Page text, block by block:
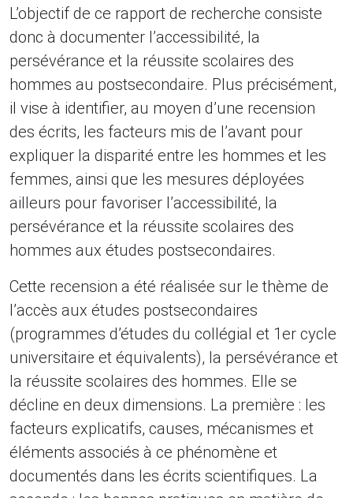
L’objectif de ce rapport de recherche consiste
donc à documenter l’accessibilité, la
persévérance et la réussite scolaires des
hommes au postsecondaire. Plus précisément,
il vise à identifier, au moyen d’une recension
des écrits, les facteurs mis de l’avant pour
expliquer la disparité entre les hommes et les
femmes, ainsi que les mesures déployées
ailleurs pour favoriser l’accessibilité, la
persévérance et la réussite scolaires des
hommes aux études postsecondaires.
Cette recension a été réalisée sur le thème de
l’accès aux études postsecondaires
(programmes d’études du collégial et 1er cycle
universitaire et équivalents), la persévérance et
la réussite scolaires des hommes. Elle se
décline en deux dimensions. La première : les
facteurs explicatifs, causes, mécanismes et
éléments associés à ce phénomène et
documentés dans les écrits scientifiques. La